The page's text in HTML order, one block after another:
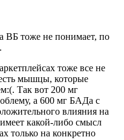
ВБ тоже не понимает, по
тоже все не
мышцы, которые
Так вот 200 мг
а 600 мг БАДа с
влияния на
какой-либо смысл
только на конкретно